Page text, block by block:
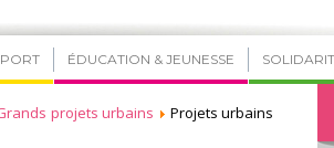
ÉDUCATION & JEUNESSE
projets urbains
Projets urbains